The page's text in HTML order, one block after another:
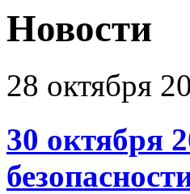
Новости
28 октября
30 октября